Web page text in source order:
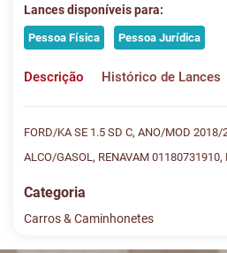
Lances disponíveis para:
Pessoa Física Pessoa Jurídica
Descrição Histórico de Lances
FORD/KA SE 1.5 SD C, ANO/MOD 2018/
ALCO/GASOL, RENAVAM 01180731910,
Categoria
Carros & Caminhonetes